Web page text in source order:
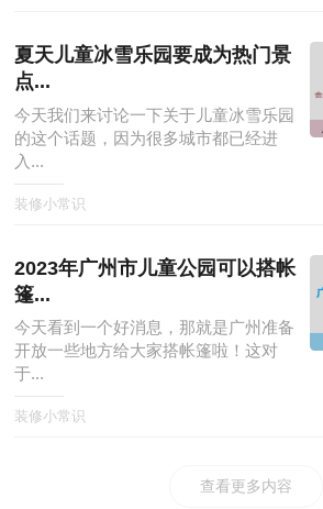
夏天儿童冰雪乐园要成为热门景
点...
今天我们来讨论一下关于儿童冰雪乐园
的这个话题，因为很多城市都已经进
入...
装修小常识
2023年广州市儿童公园可以搭帐
篷...
今天看到一个好消息，那就是广州准备
开放一些地方给大家搭帐篷啦！这对
于...
装修小常识
查看更多内容